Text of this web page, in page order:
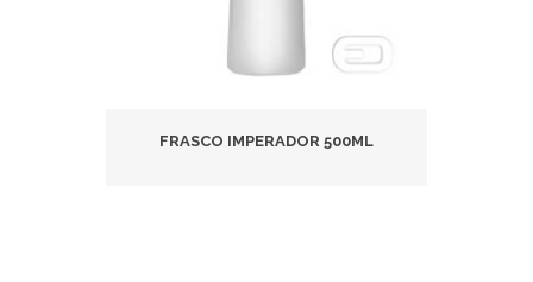
FRASCO IMPERADOR 500ML